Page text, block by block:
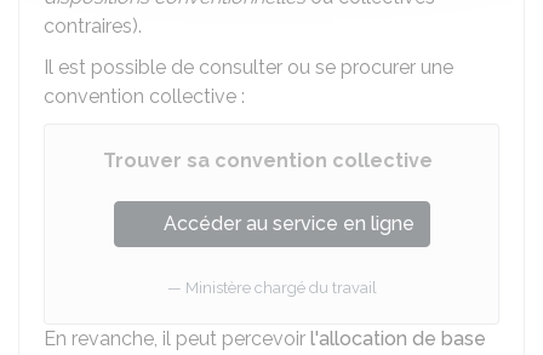
contraires).
Il est possible de consulter ou se procurer une
convention collective :
Trouver sa convention collective
Accéder au service en ligne
Ministère chargé du travail
En revanche, il peut percevoir l'allocation de base